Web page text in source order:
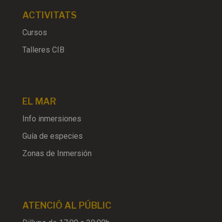
ACTIVITATS
Cursos
Talleres CIB
EL MAR
Info inmersiones
Guía de especies
Zonas de Inmersión
ATENCIÓ AL PÚBLIC